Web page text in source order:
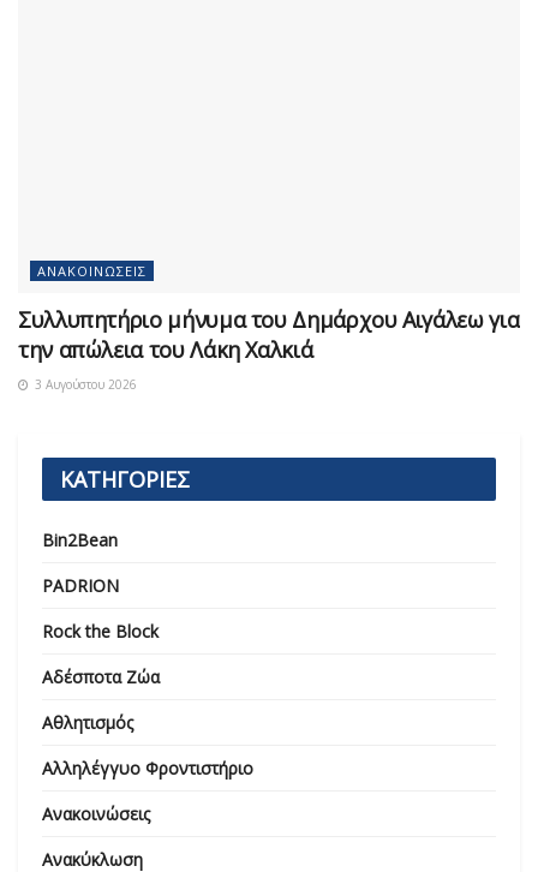
ΑΝΑΚΟΙΝΏΣΕΙΣ
Συλλυπητήριο μήνυμα του Δημάρχου Αιγάλεω για
την απώλεια του Λάκη Χαλκιά
3 Αυγούστου 2026
ΚΑΤΗΓΟΡΙΕΣ
Bin2Bean
PADRION
Rock the Block
Αδέσποτα Ζώα
Αθλητισμός
Αλληλέγγυο Φροντιστήριο
Ανακοινώσεις
Ανακύκλωση